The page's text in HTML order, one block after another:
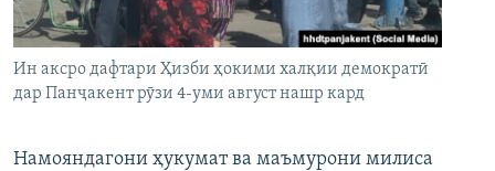
Ин аксро дафтари Ҳизби ҳокими халқии демократӣ
дар Панҷакент рӯзи 4-уми август нашр кард
Намояндагони ҳукумат ва маъмурони милиса